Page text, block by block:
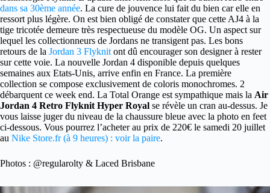
dans sa 30ème année. La cure de jouvence lui fait du bien car elle en
ressort plus légère. On est bien obligé de constater que cette AJ4 à la
tige tricotée demeure très respectueuse du modèle OG. Un aspect sur
lequel les collectionneurs de Jordans ne transigent pas. Les bons
retours de la Jordan 3 Flyknit ont dû encourager son designer à rester
sur cette voie. La nouvelle Jordan 4 disponible depuis quelques
semaines aux Etats-Unis, arrive enfin en France. La première
collection se compose exclusivement de coloris monochromes. 2
débarquent ce week end. La Total Orange est sympathique mais la Air
Jordan 4 Retro Flyknit Hyper Royal se révèle un cran au-dessus. Je
vous laisse juger du niveau de la chaussure bleue avec la photo en feet
ci-dessous. Vous pourrez l’acheter au prix de 220€ le samedi 20 juillet
au Nike Store.fr (à 9 heures) : voir la paire.
Photos : @regularolty & Laced Brisbane